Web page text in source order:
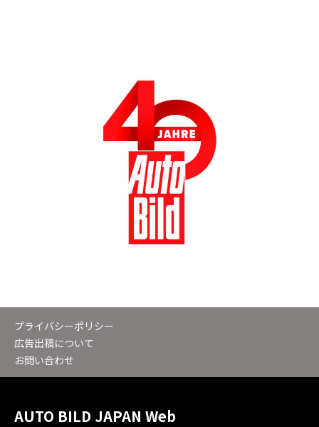
プライバシーポリシー
広告出稿について
お問い合わせ
AUTO BILD JAPAN Web